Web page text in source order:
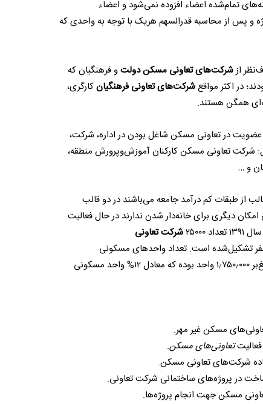
تمام‌شده اعضاء افزوده نمی‌شود و اعضاء
و پس از محاسبه قدرالسهم هریک با توجه به واحدی که
ازشرکت‌های تعاونی مسکن دولتو فرهنگیان که
در اکثر مواقعشرکت‌های تعاونی فرهنگیانکارگری،
همگن هستند.
شرط عضویت در تعاونی مسکن شاغل بودن در اداره، شرکت،
تعاونی مسکن کارکنان آموزش‌وپرورش منطقه،
و …
از طبقات کم درآمد جامعه می‌باشند در دو قالب
دیگری برای خانه‌دار شدن ندارند در حال فعالیت
شرکت تعاونی
و آزاد با عضویت حدود ۳ میلیون نفر تشکیل‌شده است. تعداد واحدهای مسکونی
تحویل‌شده به اعضاء شرکت‌های تعاونی مسکن تا پایان سال ۱۳۸۹ بالغ‌بر ۱٫۷۵۰٫۰۰۰ واحد بوده که معادل ۱۲% واحد مسکونی
مسکن غیر مهر.
تعاونی‌های مسکن.
شرکت‌های تعاونی مسکن.
در پروژه‌های ساختمانی شرکت تعاونی.
مسکن جهت انجام پروژه‌ها.